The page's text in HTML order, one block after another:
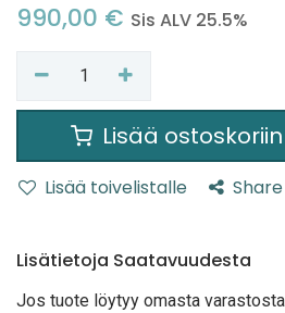
990,00 € Sis ALV 25.5%
Lisää ostoskoriin
Lisää toivelistalle Share
Lisätietoja Saatavuudesta
Jos tuote löytyy omasta